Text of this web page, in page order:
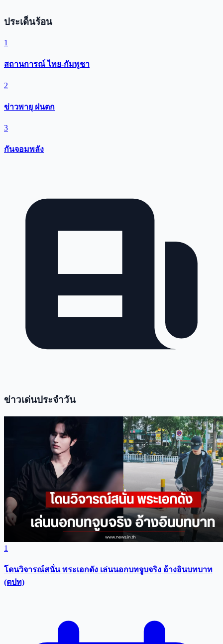
ประเด็นร้อน
1
สถานการณ์ ไทย-กัมพูชา
2
ข่าวพายุ ฝนตก
3
กันจอมพลัง
ข่าวเด่นประจำวัน
1
โดนวิจารณ์สนั่น พระเอกดัง เล่นนอกบทจูบจริง อ้างอินบทบาท
(ตปท)